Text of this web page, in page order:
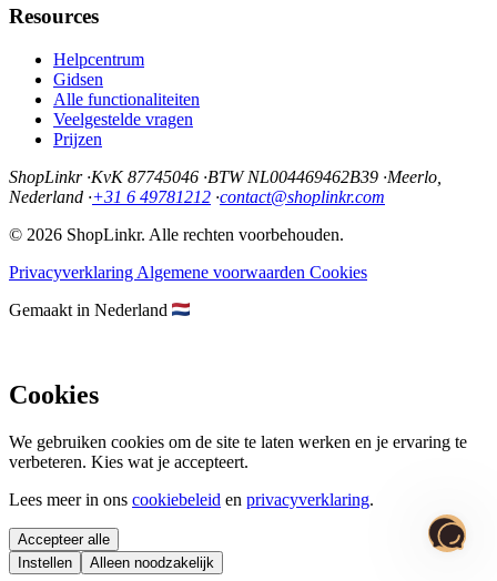
Resources
Helpcentrum
Gidsen
Alle functionaliteiten
Veelgestelde vragen
Prijzen
ShopLinkr ·KvK 87745046 ·BTW NL004469462B39 ·Meerlo,
Nederland ·+31 6 49781212 ·contact@shoplinkr.com
© 2026 ShopLinkr. Alle rechten voorbehouden.
Privacyverklaring Algemene voorwaarden Cookies
Gemaakt in Nederland
Cookies
We gebruiken cookies om de site te laten werken en je ervaring te
verbeteren. Kies wat je accepteert.
Lees meer in ons cookiebeleid en privacyverklaring.
Accepteer alle
Instellen
Alleen noodzakelijk